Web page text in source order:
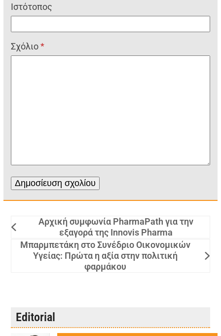
Ιστότοπος
Σχόλιο*
Αρχική συμφωνία PharmaPath για την
εξαγορά της Innovis Pharma
Μπαρμπετάκη στο Συνέδριο Οικονομικών
Υγείας: Πρώτα η αξία στην πολιτική
φαρμάκου
Editorial